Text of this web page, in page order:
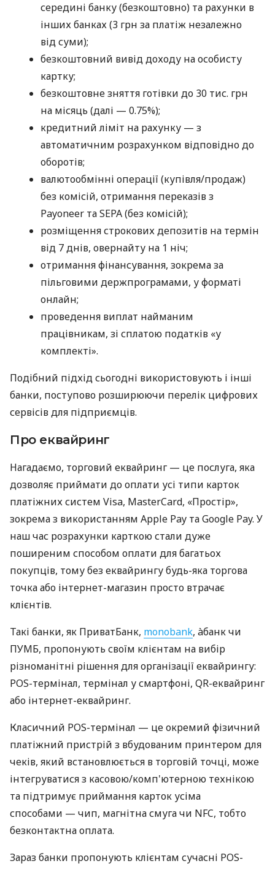
середині банку (безкоштовно) та рахунки в
інших банках (3 грн за платіж незалежно
від суми);
безкоштовний вивід доходу на особисту
картку;
безкоштовне зняття готівки до 30 тис. грн
на місяць (далі — 0.75%);
кредитний ліміт на рахунку — з
автоматичним розрахунком відповідно до
оборотів;
валютообмінні операції (купівля/продаж)
без комісій, отримання переказів з
Payoneer та SEPA (без комісій);
розміщення строкових депозитів на термін
від 7 днів, овернайту на 1 ніч;
отримання фінансування, зокрема за
пільговими держпрограмами, у форматі
онлайн;
проведення виплат найманим
працівникам, зі сплатою податків «у
комплекті».
Подібний підхід сьогодні використовують і інші
банки, поступово розширюючи перелік цифрових
сервісів для підприємців.
Про еквайринг
Нагадаємо, торговий еквайринг — це послуга, яка
дозволяє приймати до оплати усі типи карток
платіжних систем Visa, MasterCard, «Простір»,
зокрема з використанням Apple Pay та Google Pay. У
наш час розрахунки карткою стали дуже
поширеним способом оплати для багатьох
покупців, тому без еквайрингу будь-яка торгова
точка або інтернет-магазин просто втрачає
клієнтів.
Такі банки, як ПриватБанк, monobank, àбанк чи
ПУМБ, пропонують своїм клієнтам на вибір
різноманітні рішення для організації еквайрингу:
POS-термінал, термінал у смартфоні, QR-еквайринг
або інтернет-еквайринг.
Класичний POS-термінал — це окремий фізичний
платіжний пристрій з вбудованим принтером для
чеків, який встановлюється в торговій точці, може
інтегруватися з касовою/комп'ютерною технікою
та підтримує приймання карток усіма
способами — чип, магнітна смуга чи NFC, тобто
безконтактна оплата.
Зараз банки пропонують клієнтам сучасні POS-